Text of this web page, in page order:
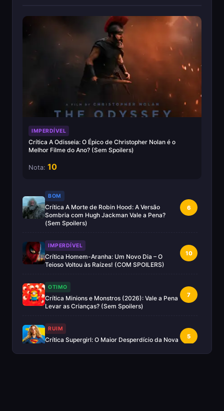
IMPERDÍVEL
Crítica A Odisseia: O Épico de Christopher Nolan é o
Melhor Filme do Ano? (Sem Spoilers)
Nota: 10
BOM
Crítica A Morte de Robin Hood: A Versão
Sombria com Hugh Jackman Vale a Pena?
(Sem Spoilers)
6
IMPERDÍVEL
Crítica Homem-Aranha: Um Novo Dia – O
Teioso Voltou às Raízes! (COM SPOILERS)
10
OTIMO
Crítica Minions e Monstros (2026): Vale a Pena
Levar as Crianças? (Sem Spoilers)
7
RUIM
Crítica Supergirl: O Maior Desperdício da Nova
5